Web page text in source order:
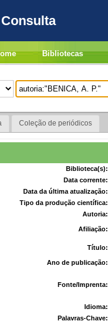
Consulta
Bibliotecas
Coleção de periódicos
Biblioteca(s):
Data corrente:
Data da última atualização:
Tipo da produção científica:
Autoria:
Afiliação:
Título:
Ano de publicação:
Fonte/Imprenta:
Idioma:
Palavras-Chave: